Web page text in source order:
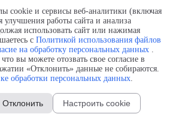
выключатели
▼
ESQ ВА99-40B 3F M2C2S2 M
2500A
ESQ ВА99-40A 3F M2C2S2 М
800A
ESQ ВА99-40A 3F M2C2S2 М
630A
ESQ ВА99-40A 3F M2C2S2 М
2000A
ESQ ВА99-40A 3F M2C2S2 М
cookie и сервисы веб-аналитики (включая
работы сайта и анализа
использовать сайт или нажимая
с Политикой использования файлов
на обработку персональных данных .
вы можете отозвать свое согласие в
«Отклонить» данные не собираются.
обработки персональных данных.
Отклонить Настроить cookie